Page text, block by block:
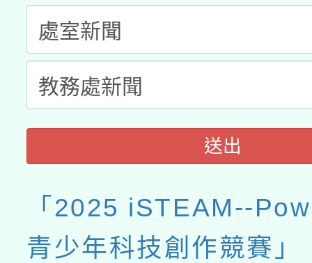
送出
「2025 iSTEAM--
青少年科技創作競賽」